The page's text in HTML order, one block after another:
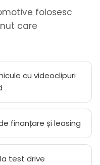
folosesc
care
cu videoclipuri
finanțare și leasing
test drive